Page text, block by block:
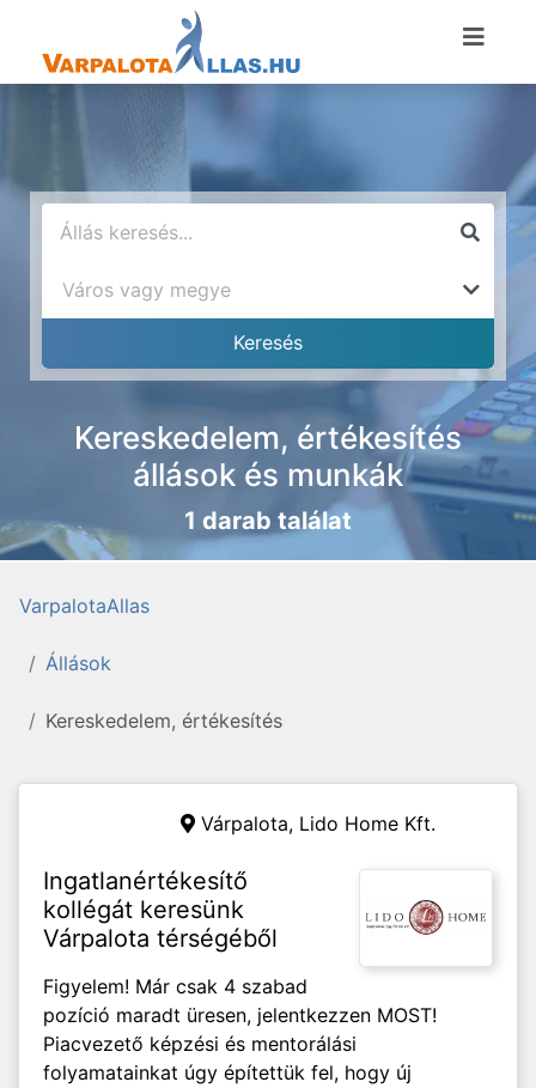
Kereskedelem, értékesítés
állások és munkák
1 darab találat
VarpalotaAllas
Állások
Kereskedelem, értékesítés
Várpalota, Lido Home Kft.
Ingatlanértékesítő
kollégát keresünk
Várpalota térségéből
Figyelem! Már csak 4 szabad
pozíció maradt üresen, jelentkezzen MOST!
Piacvezető képzési és mentorálási
folyamatainkat úgy építettük fel, hogy új